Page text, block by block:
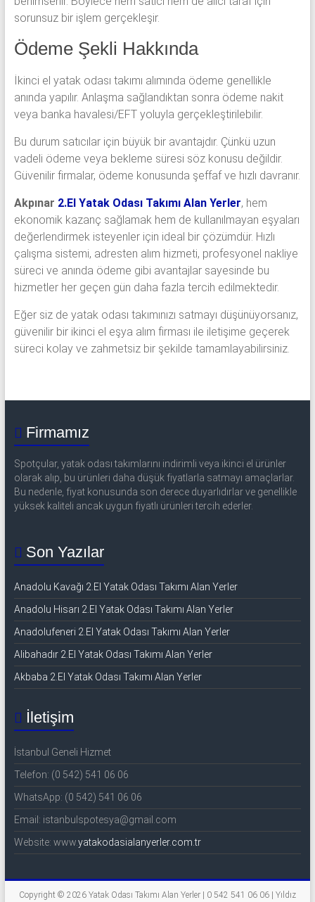
sorunsuz bir işlem gerçekleşir.
Ödeme Şekli Hakkında
İkinci el yatak odası takımı alımında ödeme genellikle
anında yapılır. Anlaşma sağlandıktan sonra ödeme nakit
veya banka havalesi/EFT yoluyla gerçekleştirilebilir.
Bu durum satıcılar için büyük bir avantajdır. Çünkü uzun
vadeli ödeme veya bekleme süresi söz konusu değildir.
Güvenilir firmalar, ödeme konusunda şeffaf ve hızlı davranır.
Akpınar 2.El Yatak Odası Takımı Alan Yerler, hem
ekonomik kazanç sağlamak hem de kullanılmayan eşyaları
değerlendirmek isteyenler için ideal bir çözümdür. Hızlı
çalışma sistemi, adresten alım hizmeti, profesyonel nakliye
süreci ve anında ödeme gibi avantajlar sayesinde bu
hizmetler her geçen gün daha fazla tercih edilmektedir.
Eğer siz de yatak odası takımınızı satmayı düşünüyorsanız,
güvenilir bir ikinci el eşya alım firması ile iletişime geçerek
süreci kolay ve zahmetsiz bir şekilde tamamlayabilirsiniz.
Firmamız
Spotçular, yatak odası takımlarını indirimli veya ikinci el ürünler
olarak alıp, bu ürünleri daha düşük fiyatlarla satmayı amaçlarlar.
Bu nedenle, fiyat konusunda son derece duyarlıdırlar ve genellikle
yüksek kaliteli ancak uygun fiyatlı ürünleri tercih ederler.
Son Yazılar
Anadolu Kavağı 2.El Yatak Odası Takımı Alan Yerler
Anadolu Hisarı 2.El Yatak Odası Takımı Alan Yerler
Anadolufeneri 2.El Yatak Odası Takımı Alan Yerler
Alibahadır 2.El Yatak Odası Takımı Alan Yerler
Akbaba 2.El Yatak Odası Takımı Alan Yerler
İletişim
İstanbul Geneli Hizmet
Telefon: (0 542) 541 06 06
WhatsApp: (0 542) 541 06 06
Email: istanbulspotesya@gmail.com
Website: www.yatakodasialanyerler.com.tr
Copyright © 2026 Yatak Odası Takımı Alan Yerler | 0 542 541 06 06 | Yıldız